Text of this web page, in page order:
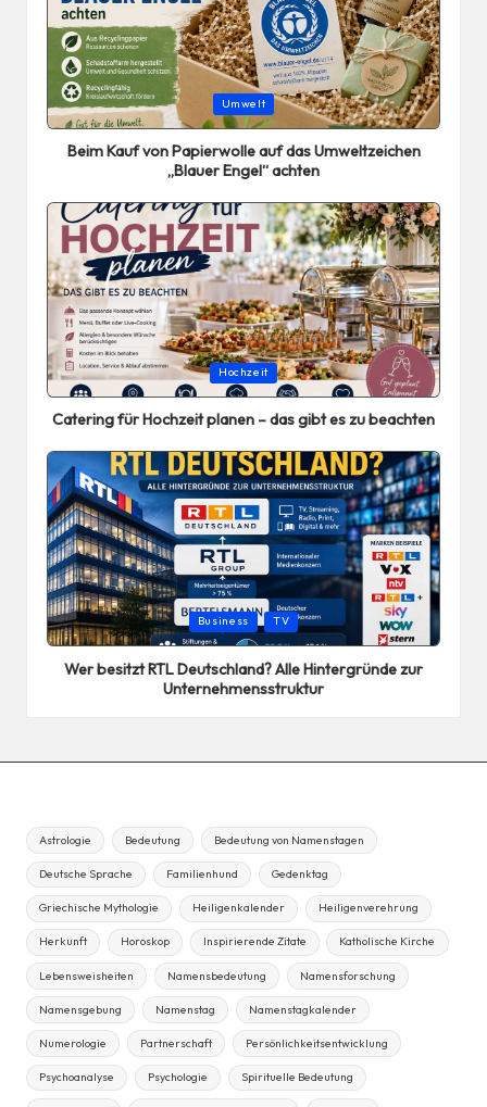
Posted
in
Umwelt
Beim Kauf von Papierwolle auf das Umweltzeichen
„Blauer Engel“ achten
Posted
in
Hochzeit
Catering für Hochzeit planen – das gibt es zu beachten
Posted
in
Business TV
Wer besitzt RTL Deutschland? Alle Hintergründe zur
Unternehmensstruktur
Astrologie Bedeutung Bedeutung von Namenstagen
Deutsche Sprache Familienhund Gedenktag
Griechische Mythologie Heiligenkalender Heiligenverehrung
Herkunft Horoskop Inspirierende Zitate Katholische Kirche
Lebensweisheiten Namensbedeutung Namensforschung
Namensgebung Namenstag Namenstagkalender
Numerologie Partnerschaft Persönlichkeitsentwicklung
Psychoanalyse Psychologie Spirituelle Bedeutung